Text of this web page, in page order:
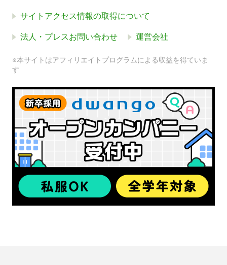
サイトアクセス情報の取得について
法人・プレスお問い合わせ 運営会社
※本サイトはアフィリエイトプログラムによる収益を得ていま
す